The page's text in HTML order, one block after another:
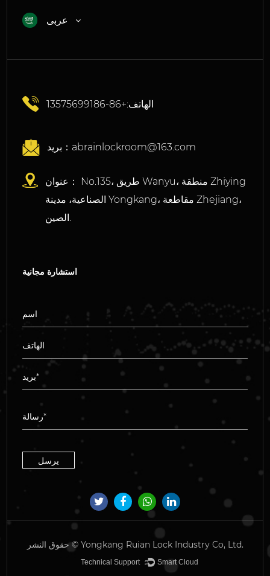
عربى
الهاتف:+86-13575699186
بريد： abrainlockroom@163.com
عنوان： No.135، طريق Wanyu، منطقة Zhiying
الصناعية، مدينة Yongkang، مقاطعة Zhejiang،
استشارة مجانية
حقوق النشر © Yongkang Ruian Lock Industry Co, Ltd.
Technical Support ： Smart Cloud